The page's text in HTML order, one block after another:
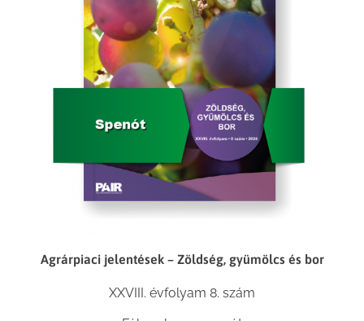
Agrárpiaci jelentések – Zöldség, gyümölcs és bor
XXVIII. évfolyam 8. szám